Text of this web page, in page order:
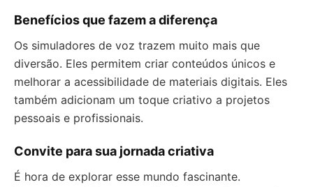
Benefícios que fazem a diferença
Os simuladores de voz trazem muito mais que
diversão. Eles permitem criar conteúdos únicos e
melhorar a acessibilidade de materiais digitais. Eles
também adicionam um toque criativo a projetos
pessoais e profissionais.
Convite para sua jornada criativa
É hora de explorar esse mundo fascinante.